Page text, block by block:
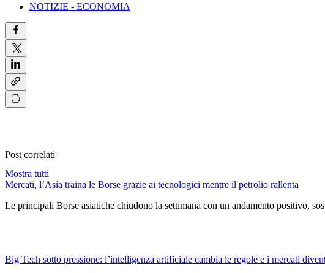
NOTIZIE - ECONOMIA
Post correlati
Mostra tutti
Mercati, l’Asia traina le Borse grazie ai tecnologici mentre il petrolio rallenta
Le principali Borse asiatiche chiudono la settimana con un andamento positivo,
Big Tech sotto pressione: l’intelligenza artificiale cambia le regole e i mercati